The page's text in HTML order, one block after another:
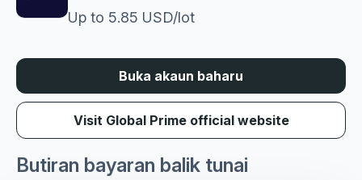
Up to 5.85 USD/lot
Buka akaun baharu
Visit Global Prime official website
Butiran bayaran balik tunai